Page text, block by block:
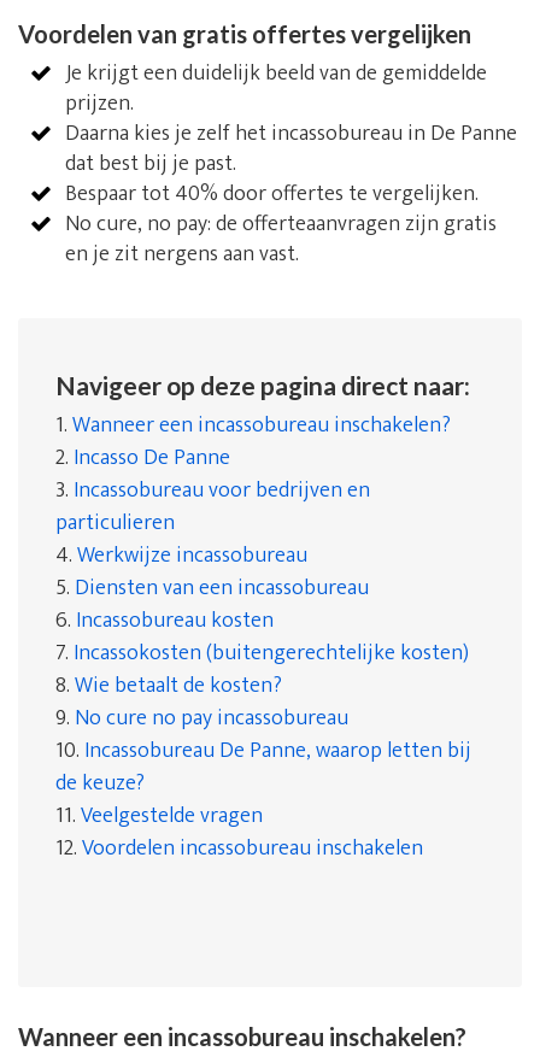
Voordelen van gratis offertes vergelijken
Je krijgt een duidelijk beeld van de gemiddelde
prijzen.
Daarna kies je zelf het incassobureau in De Panne
dat best bij je past.
Bespaar tot 40% door offertes te vergelijken.
No cure, no pay: de offerteaanvragen zijn gratis
en je zit nergens aan vast.
Navigeer op deze pagina direct naar:
1.Wanneer een incassobureau inschakelen?
2. Incasso De Panne
3. Incassobureau voor bedrijven en
particulieren
4.Werkwijze incassobureau
5. Diensten van een incassobureau
6. Incassobureau kosten
7. Incassokosten (buitengerechtelijke kosten)
8.Wie betaalt de kosten?
9. No cure no pay incassobureau
10. Incassobureau De Panne, waarop letten bij
de keuze?
11.Veelgestelde vragen
12.Voordelen incassobureau inschakelen
Wanneer een incassobureau inschakelen?